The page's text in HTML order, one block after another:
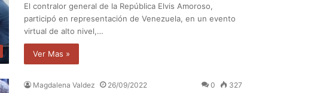
El contralor general de la República Elvis Amoroso,
participó en representación de Venezuela, en un evento
virtual de alto nivel,…
Ver Mas »
Magdalena Valdez 26/09/2022 0 327